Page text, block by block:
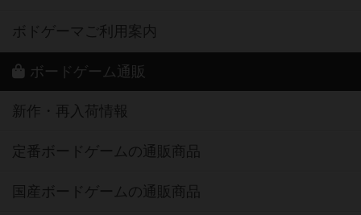
ボドゲーマご利用案内
ボードゲーム通販
新作・再入荷情報
定番ボードゲームの通販商品
国産ボードゲームの通販商品